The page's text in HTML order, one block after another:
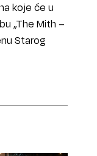
koje će u
„The Mith –
Starog